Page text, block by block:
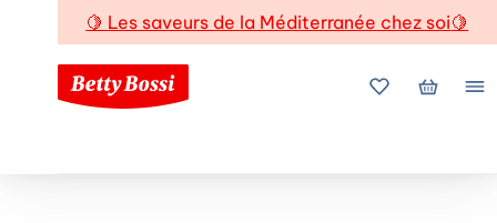
🍋 Les saveurs de la Méditerranée chez soi🍋
Mes favoris
Mon